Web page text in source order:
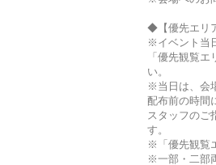
◆【優先エリ
※イベント当
「優先観覧
い。
※当日は、会
配布前の時間
スタッフのご
す。
※「優先観覧
※一部・二部